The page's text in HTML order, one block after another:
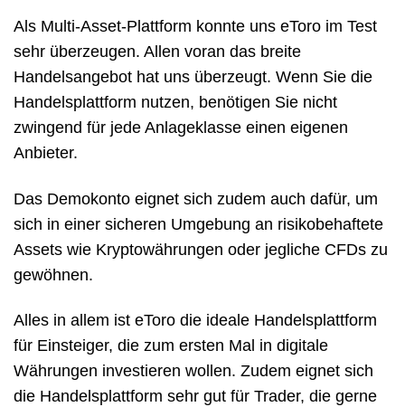
Als Multi-Asset-Plattform konnte uns eToro im Test
sehr überzeugen. Allen voran das breite
Handelsangebot hat uns überzeugt. Wenn Sie die
Handelsplattform nutzen, benötigen Sie nicht
zwingend für jede Anlageklasse einen eigenen
Anbieter.
Das Demokonto eignet sich zudem auch dafür, um
sich in einer sicheren Umgebung an risikobehaftete
Assets wie Kryptowährungen oder jegliche CFDs zu
gewöhnen.
Alles in allem ist eToro die ideale Handelsplattform
für Einsteiger, die zum ersten Mal in digitale
Währungen investieren wollen. Zudem eignet sich
die Handelsplattform sehr gut für Trader, die gerne